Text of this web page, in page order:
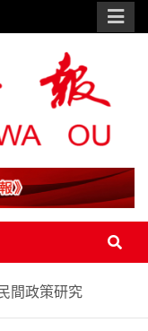
間政策研究